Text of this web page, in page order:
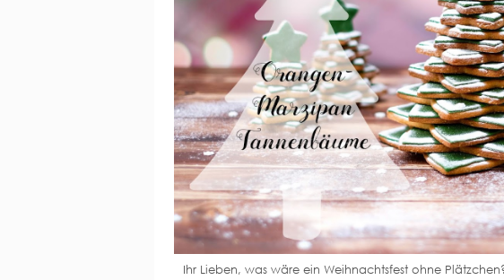
Ihr Lieben, was wäre ein Weihnachtsfest ohne